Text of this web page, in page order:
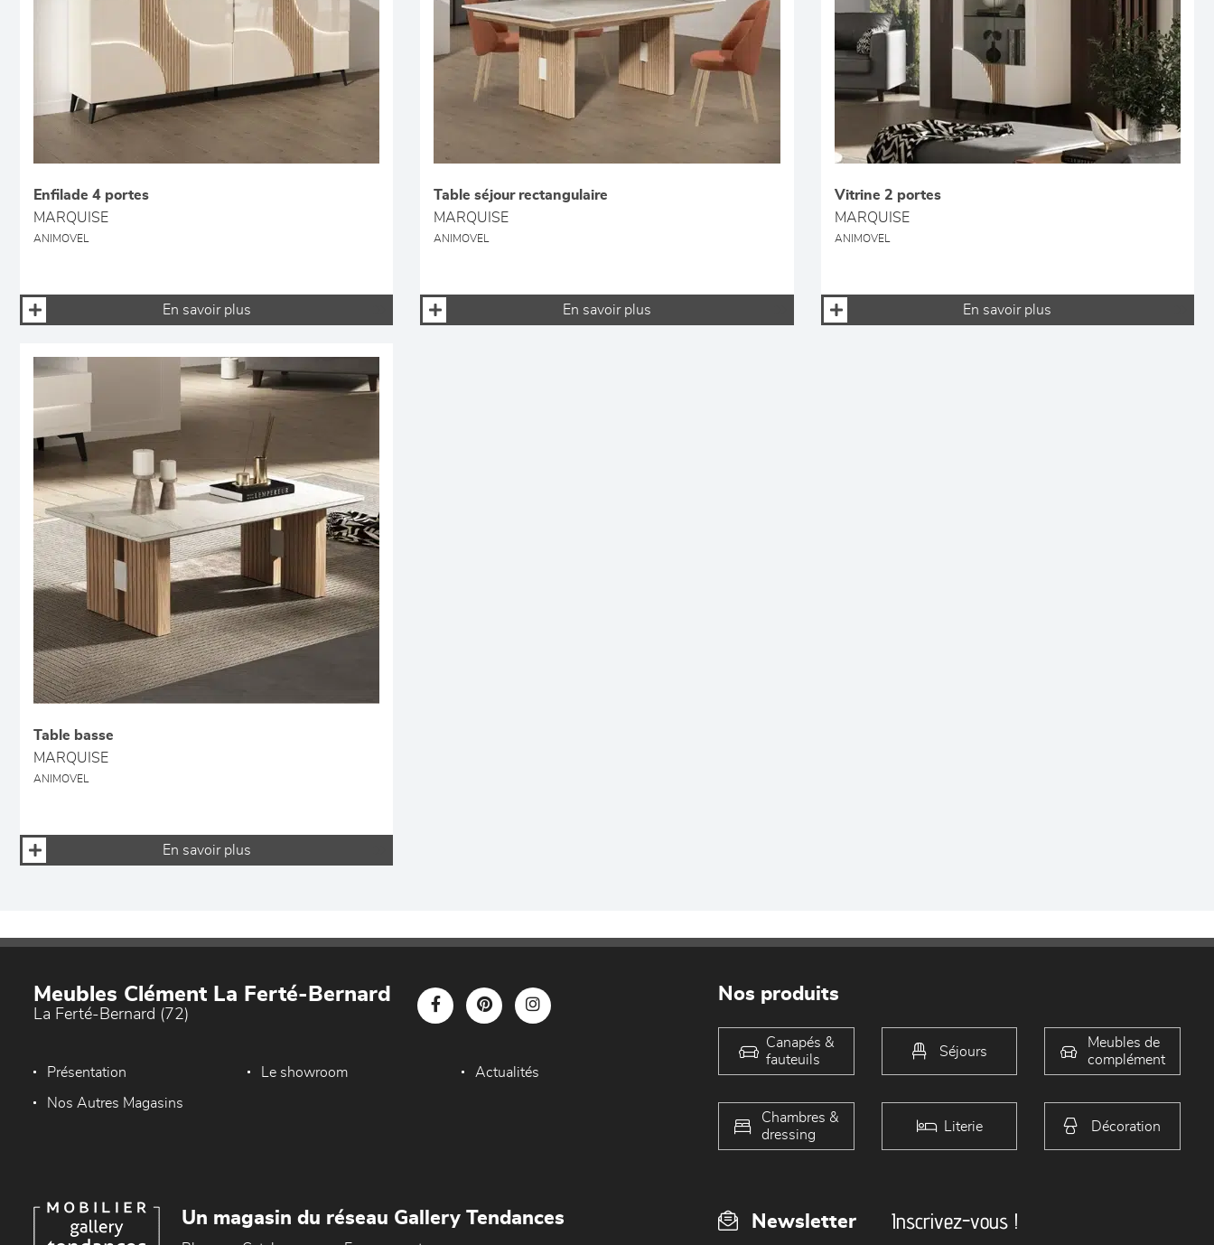
Enfilade 4 portes
MARQUISE
ANIMOVEL
En savoir plus
Table séjour rectangulaire
MARQUISE
ANIMOVEL
En savoir plus
Vitrine 2 portes
MARQUISE
ANIMOVEL
En savoir plus
Table basse
MARQUISE
ANIMOVEL
En savoir plus
Meubles Clément La Ferté-Bernard
La Ferté-Bernard (72)
Présentation Le showroom Actualités
Nos Autres Magasins
Nos produits
Canapés &
fauteuils
Séjours
Meubles de
complément
Chambres &
dressing
Literie Décoration
Newsletter Inscrivez-vous !
Un magasin du réseau Gallery Tendances